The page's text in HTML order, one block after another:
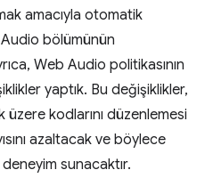
amacıyla otomatik
bölümünün
Web Audio politikasının
yaptık. Bu değişiklikler,
kodlarını düzenlemesi
azaltacak ve böylece
deneyim sunacaktır.